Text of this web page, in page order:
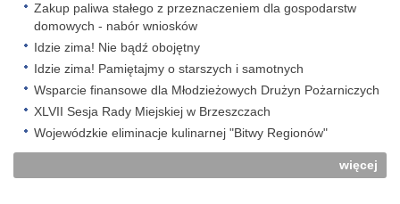
Zakup paliwa stałego z przeznaczeniem dla gospodarstw
domowych - nabór wniosków
Idzie zima! Nie bądź obojętny
Idzie zima! Pamiętajmy o starszych i samotnych
Wsparcie finansowe dla Młodzieżowych Drużyn Pożarniczych
XLVII Sesja Rady Miejskiej w Brzeszczach
Wojewódzkie eliminacje kulinarnej "Bitwy Regionów"
więcej